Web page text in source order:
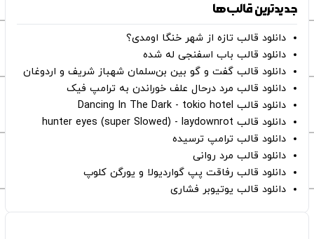
جدیدترین قالب‌ها
دانلود قالب تازه از شهر خنگا اومدی؟
دانلود قالب باب اسفنجی له شده
دانلود قالب گفت و گو بین بن‌سلمان شهباز شریف و اردوغان
دانلود قالب مرد درحال علف خوراندن به ترامپ فیک
دانلود قالب Dancing In The Dark - tokio hotel
دانلود قالب hunter eyes (super Slowed) - laydownrot
دانلود قالب ترامپ ترسیده
دانلود قالب مرد روانی
دانلود قالب رفاقت پپ گواردیولا و یورگن کلوپ
دانلود قالب یوتیوبر فشاری